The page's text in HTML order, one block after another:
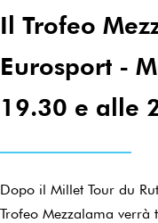
Il Trofeo
Eurosport -
19.30 e alle
Dopo il Millet Tour du
Trofeo Mezzalama